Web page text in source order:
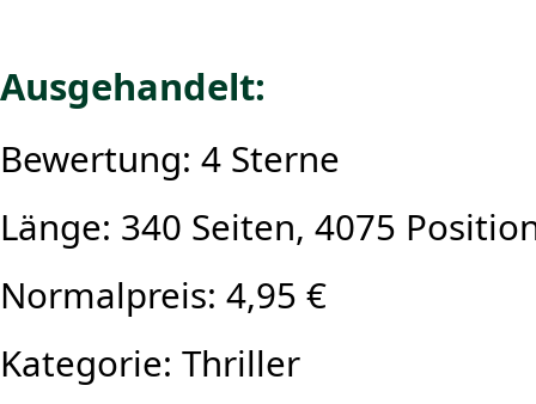
Ausgehandelt:
Bewertung: 4 Sterne
Länge: 340 Seiten, 4075
Normalpreis: 4,95 €
Kategorie: Thriller